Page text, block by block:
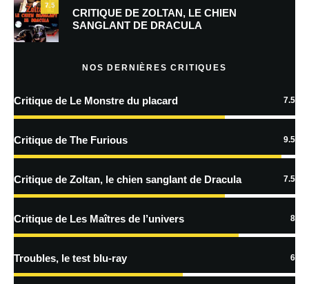
Prévenez-moi de tous les nouveaux commentaires par e-mail.
Prévenez-moi de tous les nouveaux articles par e-mail.
En savoir
traitées
7.5
CRITIQUE DE ZOLTAN, LE CHIEN
SANGLANT DE DRACULA
NOS DERNIÈRES CRITIQUES
Critique de Le Monstre du placard 7.5
Critique de The Furious 9.5
Critique de Zoltan, le chien sanglant de Dracula 7.5
Critique de Les Maîtres de l’univers 8
Troubles, le test blu-ray 6